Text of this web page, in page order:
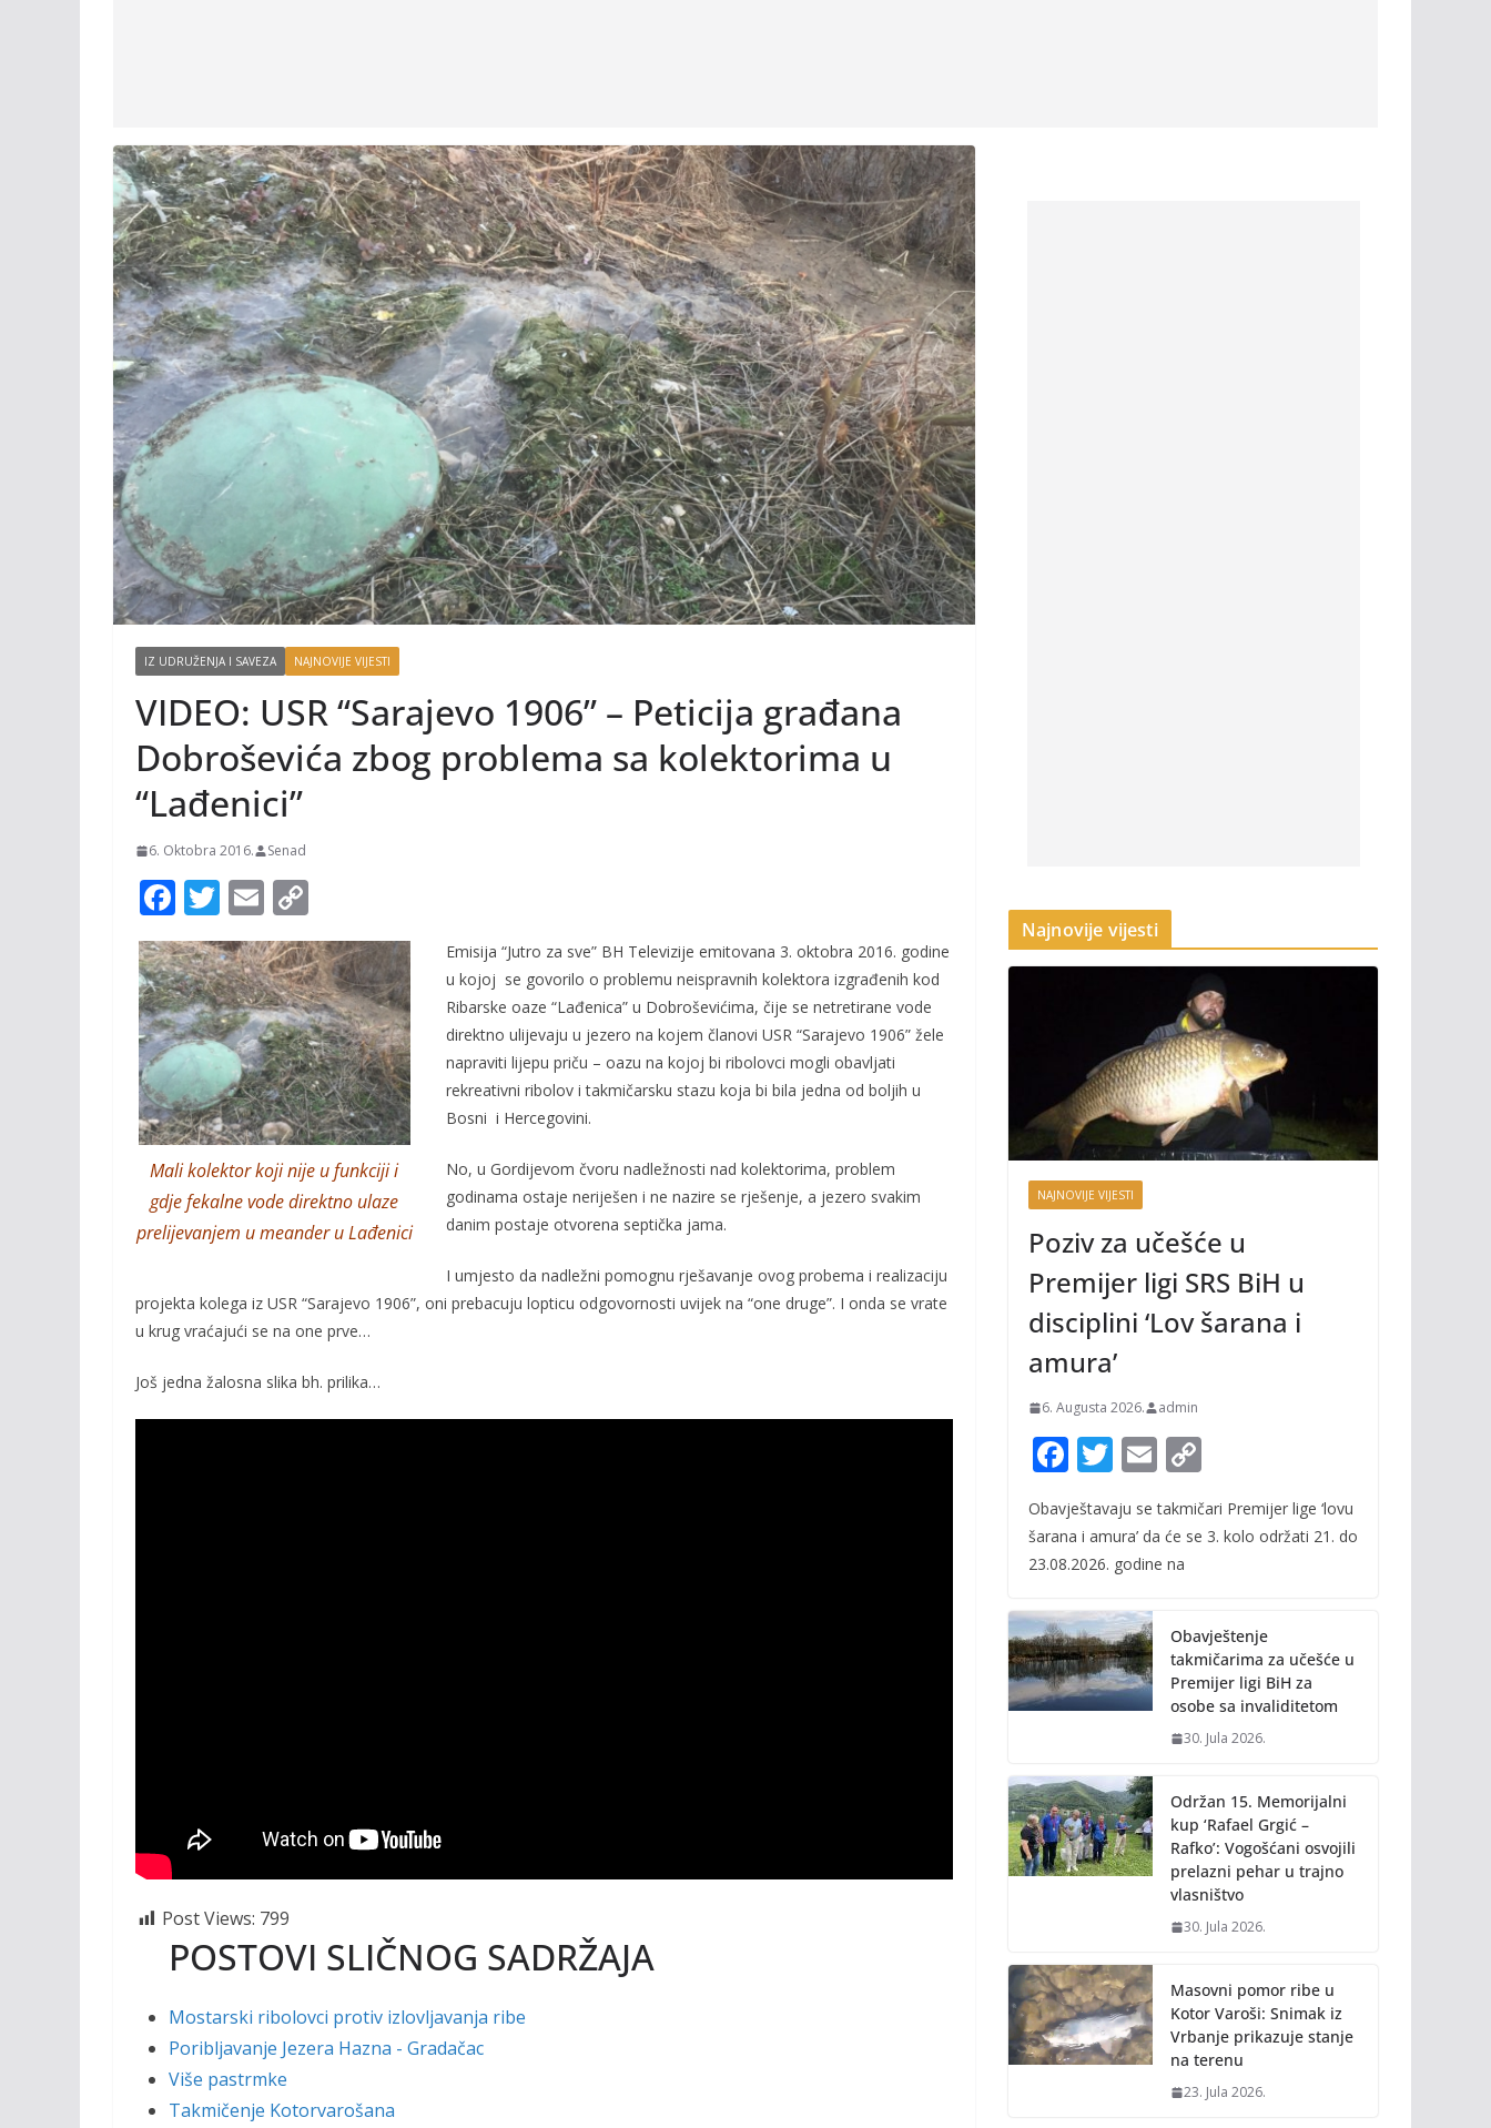
IZ UDRUŽENJA I SAVEZA NAJNOVIJE VIJESTI
VIDEO: USR “Sarajevo 1906” – Peticija građana
Dobroševića zbog problema sa kolektorima u
“Lađenici”
6. Oktobra 2016. Senad
F
ac
e
b
o
o
k
T
w
itt
er
E
m
ai
l
o
p
y
Li
n
k
Mali kolektor koji nije u funkciji i
gdje fekalne vode direktno ulaze
prelijevanjem u meander u Lađenici
Emisija “Jutro za sve” BH Televizije emitovana 3. oktobra 2016. godine
u kojoj se govorilo o problemu neispravnih kolektora izgrađenih kod
Ribarske oaze “Lađenica” u Dobroševićima, čije se netretirane vode
direktno ulijevaju u jezero na kojem članovi USR “Sarajevo 1906” žele
napraviti lijepu priču – oazu na kojoj bi ribolovci mogli obavljati
rekreativni ribolov i takmičarsku stazu koja bi bila jedna od boljih u
Bosni i Hercegovini.
No, u Gordijevom čvoru nadležnosti nad kolektorima, problem
godinama ostaje neriješen i ne nazire se rješenje, a jezero svakim
danim postaje otvorena septička jama.
I umjesto da nadležni pomognu rješavanje ovog probema i realizaciju
projekta kolega iz USR “Sarajevo 1906”, oni prebacuju lopticu odgovornosti uvijek na “one druge”. I onda se vrate
u krug vraćajući se na one prve…
Još jedna žalosna slika bh. prilika…
Post Views: 799
POSTOVI SLIČNOG SADRŽAJA
Mostarski ribolovci protiv izlovljavanja ribe
Poribljavanje Jezera Hazna - Gradačac
Više pastrmke
Takmičenje Kotorvarošana
Najnovije vijesti
NAJNOVIJE VIJESTI
Poziv za učešće u
Premijer ligi SRS BiH u
disciplini ‘Lov šarana i
amura’
6. Augusta 2026. admin
F
ac
e
b
o
k
T
itt
er
E
m
ai
l
o
p
n
k
Obavještavaju se takmičari Premijer lige ‘lovu
šarana i amura’ da će se 3. kolo održati 21. do
23.08.2026. godine na
Obavještenje
takmičarima za učešće u
Premijer ligi BiH za
osobe sa invaliditetom
30. Jula 2026.
Održan 15. Memorijalni
kup ‘Rafael Grgić –
Rafko’: Vogošćani osvojili
prelazni pehar u trajno
vlasništvo
30. Jula 2026.
Masovni pomor ribe u
Kotor Varoši: Snimak iz
Vrbanje prikazuje stanje
na terenu
23. Jula 2026.